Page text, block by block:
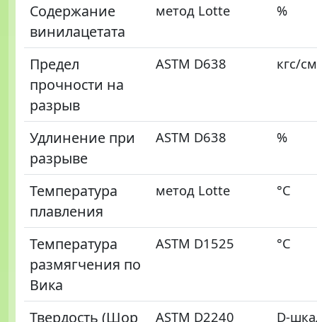
Содержание
винилацетата
метод Lotte %
Предел
прочности на
разрыв
ASTM D638 кгс/
Удлинение при
разрыве
ASTM D638 %
Температура
плавления
метод Lotte °C
Температура
размягчения по
Вика
ASTM D1525 °C
Твердость (Шор ASTM D2240 D-